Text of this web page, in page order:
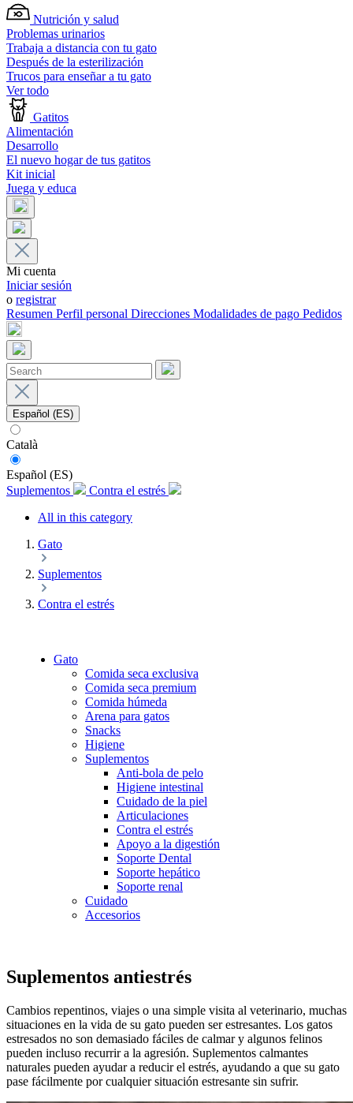
Nutrición y salud
Problemas urinarios
Trabaja a distancia con tu gato
Después de la esterilización
Trucos para enseñar a tu gato
Ver todo
Gatitos
Alimentación
Desarrollo
El nuevo hogar de tus gatitos
Kit inicial
Juega y educa
Mi cuenta
Iniciar sesión
o registrar
Resumen Perfil personal Direcciones Modalidades de pago Pedidos
Español (ES)
Català
Español (ES)
Suplementos
Contra el estrés
All in this category
Gato
Suplementos
Contra el estrés
Gato
Comida seca exclusiva
Comida seca premium
Comida húmeda
Arena para gatos
Snacks
Higiene
Suplementos
Anti-bola de pelo
Higiene intestinal
Cuidado de la piel
Articulaciones
Contra el estrés
Apoyo a la digestión
Soporte Dental
Soporte hepático
Soporte renal
Cuidado
Accesorios
Suplementos antiestrés
Cambios repentinos, viajes o una simple visita al veterinario, muchas
situaciones en la vida de su gato pueden ser estresantes. Los gatos
estresados no son demasiado fáciles de calmar y algunos felinos
pueden incluso recurrir a la agresión. Suplementos calmantes
naturales pueden ayudar a reducir el estrés, ayudando a que su gato
pase fácilmente por cualquier situación estresante sin sufrir.